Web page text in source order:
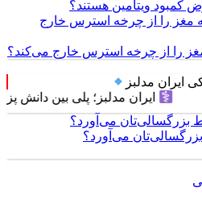
کمبود ویتامین هستند؟
را از چرخه استرس خارج می‌کند؟
ایران مدلبز
مدلبز؛ پلی بین دانش پزشکی و
می‌آورد؟